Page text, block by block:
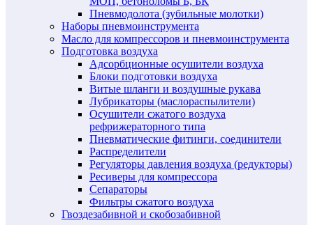
Пневмодолота (зубильные молотки)
Наборы пневмоинструмента
Масло для компрессоров и пневмоинструмента
Подготовка воздуха
Адсорбционные осушители воздуха
Блоки подготовки воздуха
Витые шланги и воздушные рукава
Лубрикаторы (маслораспылители)
Осушители сжатого воздуха
рефрижераторного типа
Пневматические фитинги, соединители
Распределители
Регуляторы давления воздуха (редукторы)
Ресиверы для компрессора
Сепараторы
Фильтры сжатого воздуха
Гвоздезабивной и скобозабивной